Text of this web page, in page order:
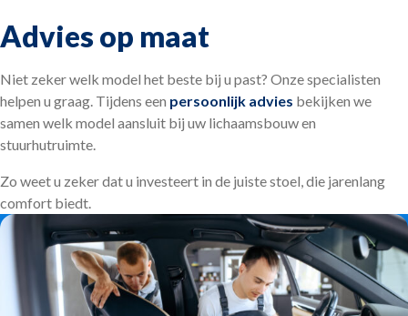
Advies op maat
Niet zeker welk model het beste bij u past? Onze specialisten
helpen u graag. Tijdens een persoonlijk advies bekijken we
samen welk model aansluit bij uw lichaamsbouw en
stuurhutruimte.
Zo weet u zeker dat u investeert in de juiste stoel, die jarenlang
comfort biedt.